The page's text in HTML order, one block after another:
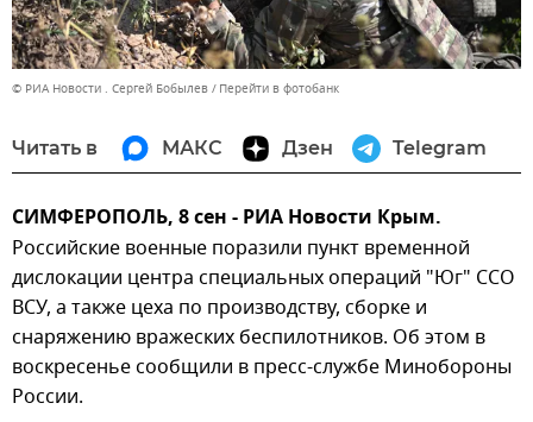
© РИА Новости . Сергей Бобылев Перейти в фотобанк
Читать в МАКС Дзен Telegram
СИМФЕРОПОЛЬ, 8 сен - РИА Новости Крым.
Российские военные поразили пункт временной
дислокации центра специальных операций "Юг" ССО
ВСУ, а также цеха по производству, сборке и
снаряжению вражеских беспилотников. Об этом в
воскресенье сообщили в пресс-службе Минобороны
России.